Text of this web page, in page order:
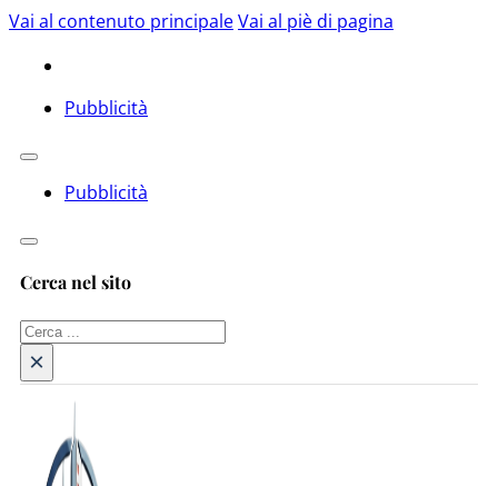
Vai al contenuto principaleVai al piè di pagina
Pubblicità
Pubblicità
Cerca nel sito
Cerca
×